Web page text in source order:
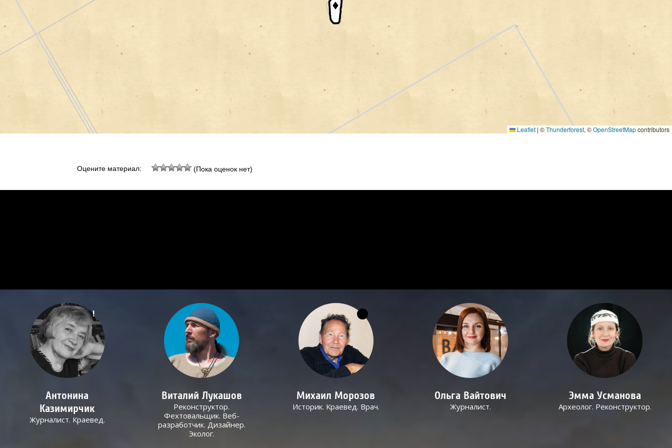
Leaflet | ©Thunderforest, ©OpenStreetMapcontributors
Оцените материал: (Пока оценок нет)
!
Антонина
Казимирчик
Журналист. Краевед.
Виталий Лукашов
Реконструктор.
Фехтовальщик. Веб-
разработчик. Дизайнер.
Эколог.
Михаил Морозов
Историк. Краевед. Врач.
Ольга Вайтович
Журналист.
Эмма Усманова
Археолог. Реконструктор.